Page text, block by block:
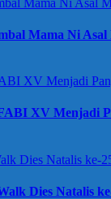
Mama Ni
XV Menjadi
Dies Natalis